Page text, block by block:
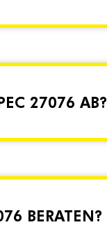
27076 AB?
BERATEN?